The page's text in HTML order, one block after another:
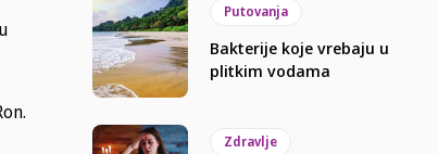
Putovanja
Bakterije koje vrebaju u
plitkim vodama
Zdravlje